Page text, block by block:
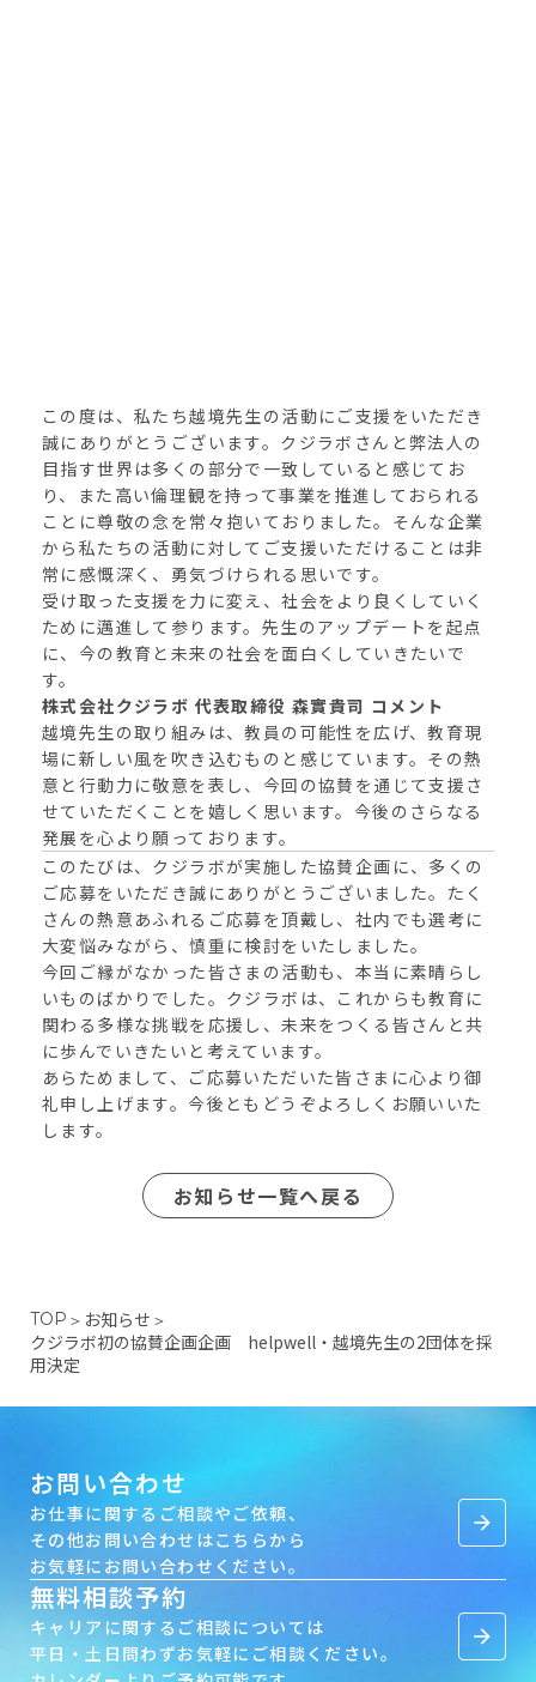
この度は、私たち越境先生の活動にご支援をいただき
誠にありがとうございます。クジラボさんと弊法人の
目指す世界は多くの部分で一致していると感じてお
り、また高い倫理観を持って事業を推進しておられる
ことに尊敬の念を常々抱いておりました。そんな企業
から私たちの活動に対してご支援いただけることは非
常に感慨深く、勇気づけられる思いです。
受け取った支援を力に変え、社会をより良くしていく
ために邁進して参ります。先生のアップデートを起点
に、今の教育と未来の社会を面白くしていきたいで
す。
株式会社クジラボ 代表取締役 森實貴司 コメント
越境先生の取り組みは、教員の可能性を広げ、教育現
場に新しい風を吹き込むものと感じています。その熱
意と行動力に敬意を表し、今回の協賛を通じて支援さ
せていただくことを嬉しく思います。今後のさらなる
発展を心より願っております。
このたびは、クジラボが実施した協賛企画に、多くの
ご応募をいただき誠にありがとうございました。たく
さんの熱意あふれるご応募を頂戴し、社内でも選考に
大変悩みながら、慎重に検討をいたしました。
今回ご縁がなかった皆さまの活動も、本当に素晴らし
いものばかりでした。クジラボは、これからも教育に
関わる多様な挑戦を応援し、未来をつくる皆さんと共
に歩んでいきたいと考えています。
あらためまして、ご応募いただいた皆さまに心より御
礼申し上げます。今後ともどうぞよろしくお願いいた
します。
お知らせ一覧へ戻る
TOP ＞ お知らせ ＞
クジラボ初の協賛企画企画 helpwell・越境先生の2団体を採
用決定
お問い合わせ
お仕事に関するご相談やご依頼、
その他お問い合わせはこちらから
お気軽にお問い合わせください。
arrow_forward
無料相談予約
キャリアに関するご相談については
平日・土日問わずお気軽にご相談ください。
arrow_forward